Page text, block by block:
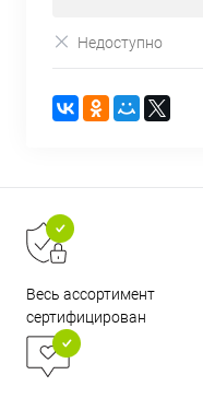
Недоступно
Весь ассортимент
сертифицирован